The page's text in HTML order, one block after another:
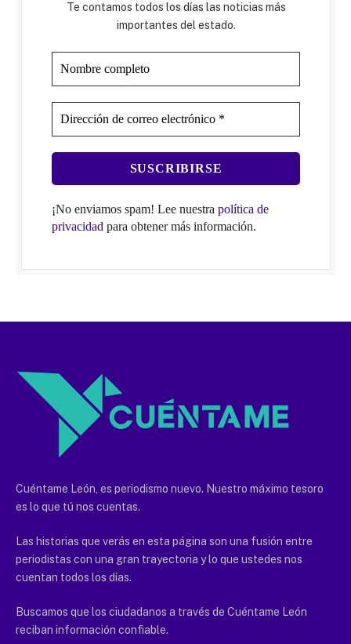
Te contamos todos los días las noticias más
importantes del estado.
¡No enviamos spam! Lee nuestra política de
privacidad para obtener más información.
Cuéntame León, es periodismo nuevo. Nuestro máximo tesoro
es lo que tú nos cuentas.
Las historias que verás en esta página son una fusión entre
periodistas con una gran trayectoria y lo que ustedes nos
cuentan todos los días.
Buscamos que los ciudadanos a través de Cuéntame León
reciban información confiable.